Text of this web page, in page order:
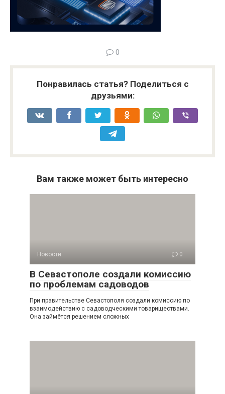
0
Понравилась статья? Поделиться с
друзьями:
Вам также может быть интересно
Новости 0
В Севастополе создали комиссию
по проблемам садоводов
При правительстве Севастополя создали комиссию по
взаимодействию с садоводческими товариществами.
Она займётся решением сложных